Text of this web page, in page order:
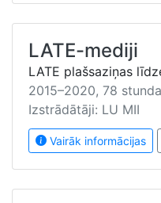
LATE-mediji
LATE plašsaziņas
2015–2020, 78
Izstrādātāji: LU MII
Vairāk informācijas